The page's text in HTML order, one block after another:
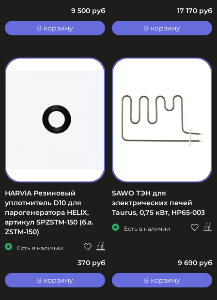
9 500 руб
В корзину
17 170 руб
В корзину
HARVIA Резиновый
уплотнитель D10 для
парогенератора HELIX,
артикул SPZSTM-150 (б.а.
ZSTM-150)
Есть в наличии
370 руб
В корзину
SAWO ТЭН для
электрических печей
Taurus, 0,75 кВт, HP65-003
Есть в наличии
9 690 руб
В корзину